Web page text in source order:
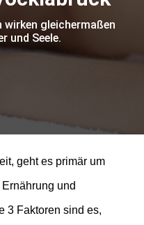
wirken gleichermaßen
und Seele.
geht es primär um
und
3 Faktoren sind es,